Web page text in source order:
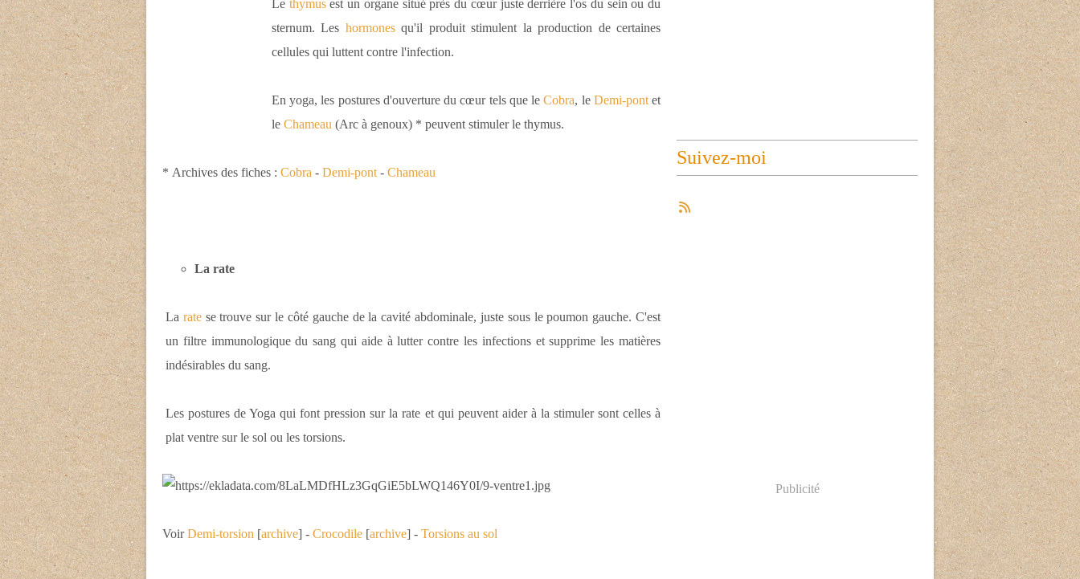
Le thymusest un organe situé près du cœur juste derrière l'os du sein ou du
sternum. Les hormonesqu'il produit stimulent la production de certaines
cellules qui luttent contre l'infection.
En yoga, les postures d'ouverture du cœur tels que leCobra, le Demi-pontet
le Chameau (Arc à genoux) * peuvent stimuler le thymus.
* Archives des fiches : Cobra - Demi-pont - Chameau
La rate
La ratese trouve sur le côté gauche de la cavité abdominale, juste sous le poumon gauche. C'est
un filtre immunologique du sang qui aide à lutter contre les infections et supprime les matières
indésirables du sang.
Les postures de Yoga qui font pression sur la rate et qui peuvent aider à la stimuler sont celles à
plat ventre sur le sol ou les torsions.
VoirDemi-torsion [archive] - Crocodile [archive] - Torsions au sol
Suivez-moi
Publicité